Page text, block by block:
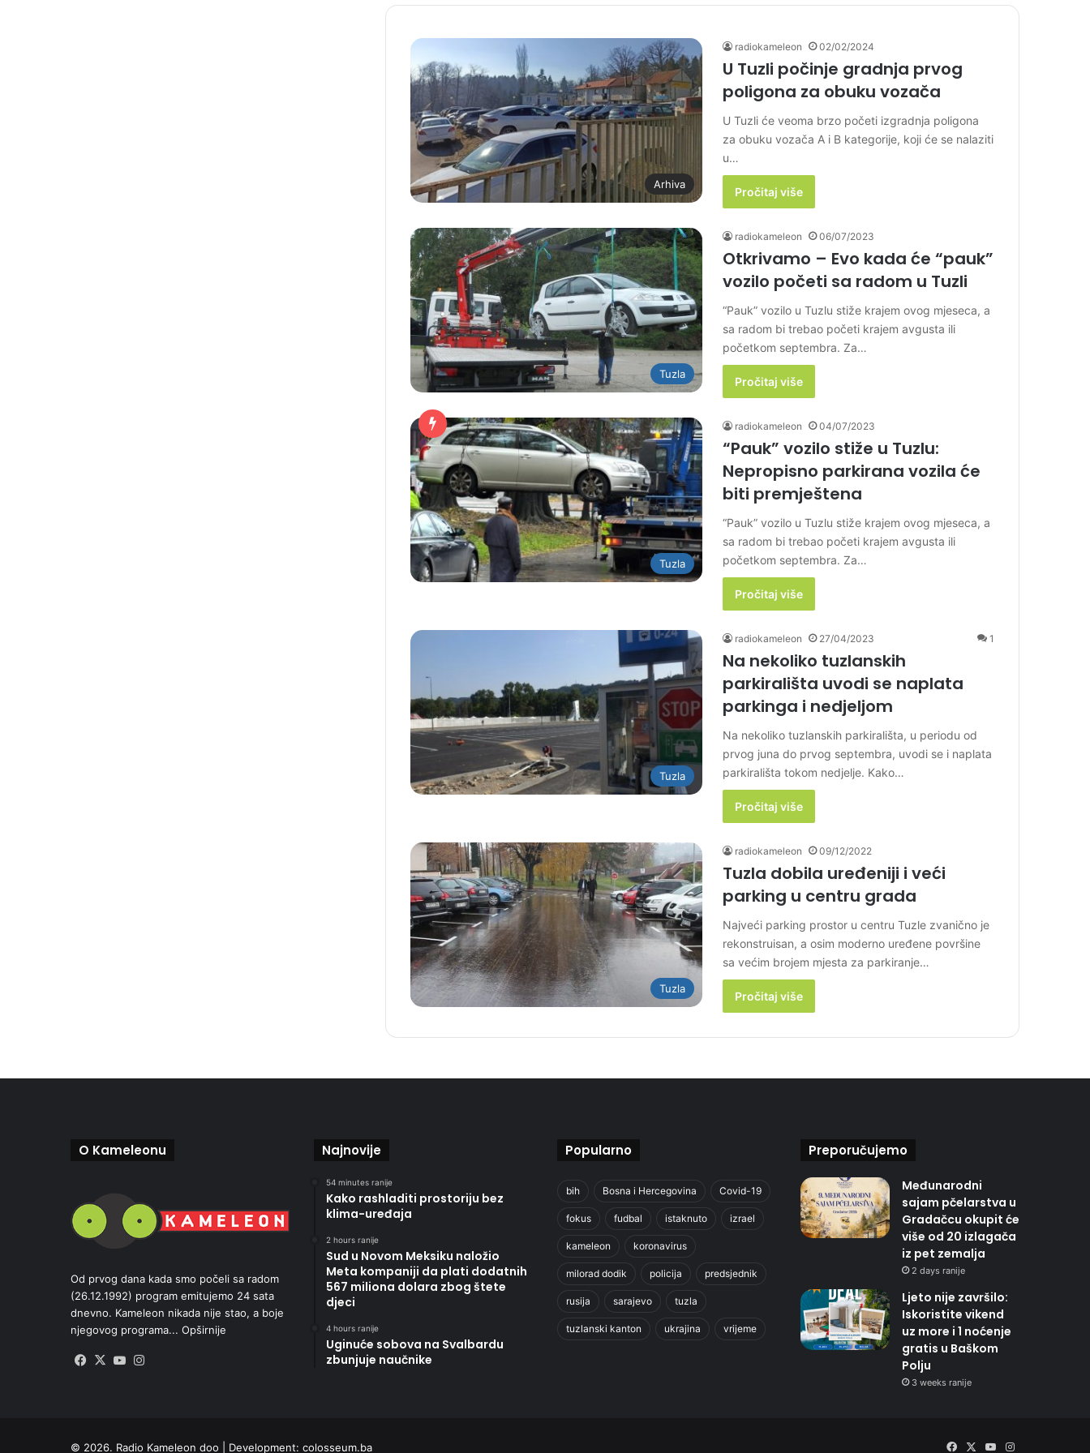
Arhiva
radiokameleon 02/02/2024
U Tuzli počinje gradnja prvog
poligona za obuku vozača
U Tuzli će veoma brzo početi izgradnja poligona
za obuku vozača A i B kategorije, koji će se nalaziti
u…
Pročitaj više
Tuzla
radiokameleon 06/07/2023
Otkrivamo – Evo kada će “pauk”
vozilo početi sa radom u Tuzli
“Pauk” vozilo u Tuzlu stiže krajem ovog mjeseca, a
sa radom bi trebao početi krajem avgusta ili
početkom septembra. Za…
Pročitaj više
Tuzla
radiokameleon 04/07/2023
“Pauk” vozilo stiže u Tuzlu:
Nepropisno parkirana vozila će
biti premještena
“Pauk” vozilo u Tuzlu stiže krajem ovog mjeseca, a
sa radom bi trebao početi krajem avgusta ili
početkom septembra. Za…
Pročitaj više
Tuzla
radiokameleon 27/04/2023 1
Na nekoliko tuzlanskih
parkirališta uvodi se naplata
parkinga i nedjeljom
Na nekoliko tuzlanskih parkirališta, u periodu od
prvog juna do prvog septembra, uvodi se i naplata
parkirališta tokom nedjelje. Kako…
Pročitaj više
Tuzla
radiokameleon 09/12/2022
Tuzla dobila uređeniji i veći
parking u centru grada
Najveći parking prostor u centru Tuzle zvanično je
rekonstruisan, a osim moderno uređene površine
sa većim brojem mjesta za parkiranje…
Pročitaj više
O Kameleonu
Od prvog dana kada smo počeli sa radom
(26.12.1992) program emitujemo 24 sata
dnevno. Kameleon nikada nije stao, a boje
njegovog programa... Opširnije
Facebook
X YouTube
Najnovije
54 minutes ranije
Kako rashladiti prostoriju bez
klima-uređaja
2 hours ranije
Sud u Novom Meksiku naložio
Meta kompaniji da plati dodatnih
567 miliona dolara zbog štete
djeci
4 hours ranije
Uginuće sobova na Svalbardu
zbunjuje naučnike
Popularno
bih Bosna i Hercegovina Covid-19
fokus fudbal istaknuto izrael
kameleon koronavirus
milorad dodik policija predsjednik
rusija sarajevo tuzla
tuzlanski kanton ukrajina vrijeme
Preporučujemo
Međunarodni
sajam pčelarstva u
Gradačcu okupit će
više od 20 izlagača
iz pet zemalja
2 days ranije
Ljeto nije završilo:
Iskoristite vikend
uz more i 1 noćenje
gratis u Baškom
Polju
3 weeks ranije
© 2026. Radio Kameleon doo | Development: colosseum.ba FacebookYouTubeInstagram